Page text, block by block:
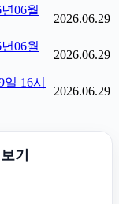
06월
2026.06.29
06월
2026.06.29
16시
2026.06.29
기